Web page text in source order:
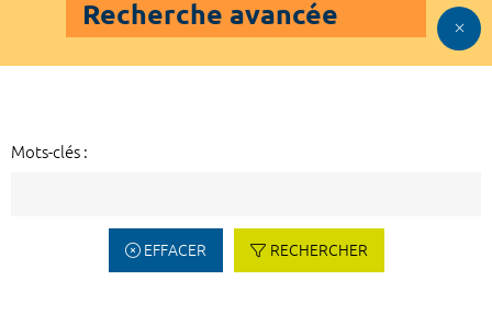
Recherche avancée
Mots-clés :
EFFACER RECHERCHER